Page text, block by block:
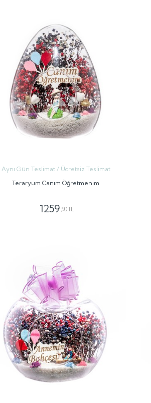
Aynı Gün Teslimat / Ücretsiz Teslimat
Teraryum Canım Öğretmenim
1259 ,90 TL